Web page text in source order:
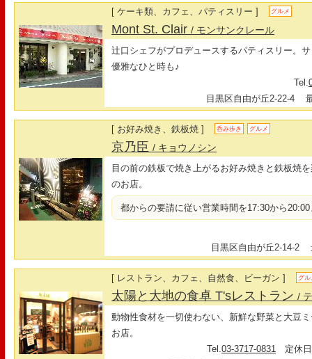
[ ケーキ類、カフェ、パティスリー ] グルメ
Mont St. Clair/ モンサンクレール
辻口シェフがプロデュースするパティスリー。
優雅なひと時も♪
Tel.
目黒区自由が丘2-22-4
[ お好み焼き、鉄板焼 ] 呑み歩き グルメ
京乃臣/ キョウノシン
目の前の鉄板で焼き上がるお好み焼きと鉄板焼
のお店。
都からの要請に従い営業時間を17:30から
目黒区自由が丘2-14-2
[ レストラン、カフェ、自然食、ビーガン ] グル
太陽と大地の食卓 T'sレストラン/
動物性食材を一切使わない、新鮮な野菜と大豆
お店。
Tel.03-3717-0831 定休日